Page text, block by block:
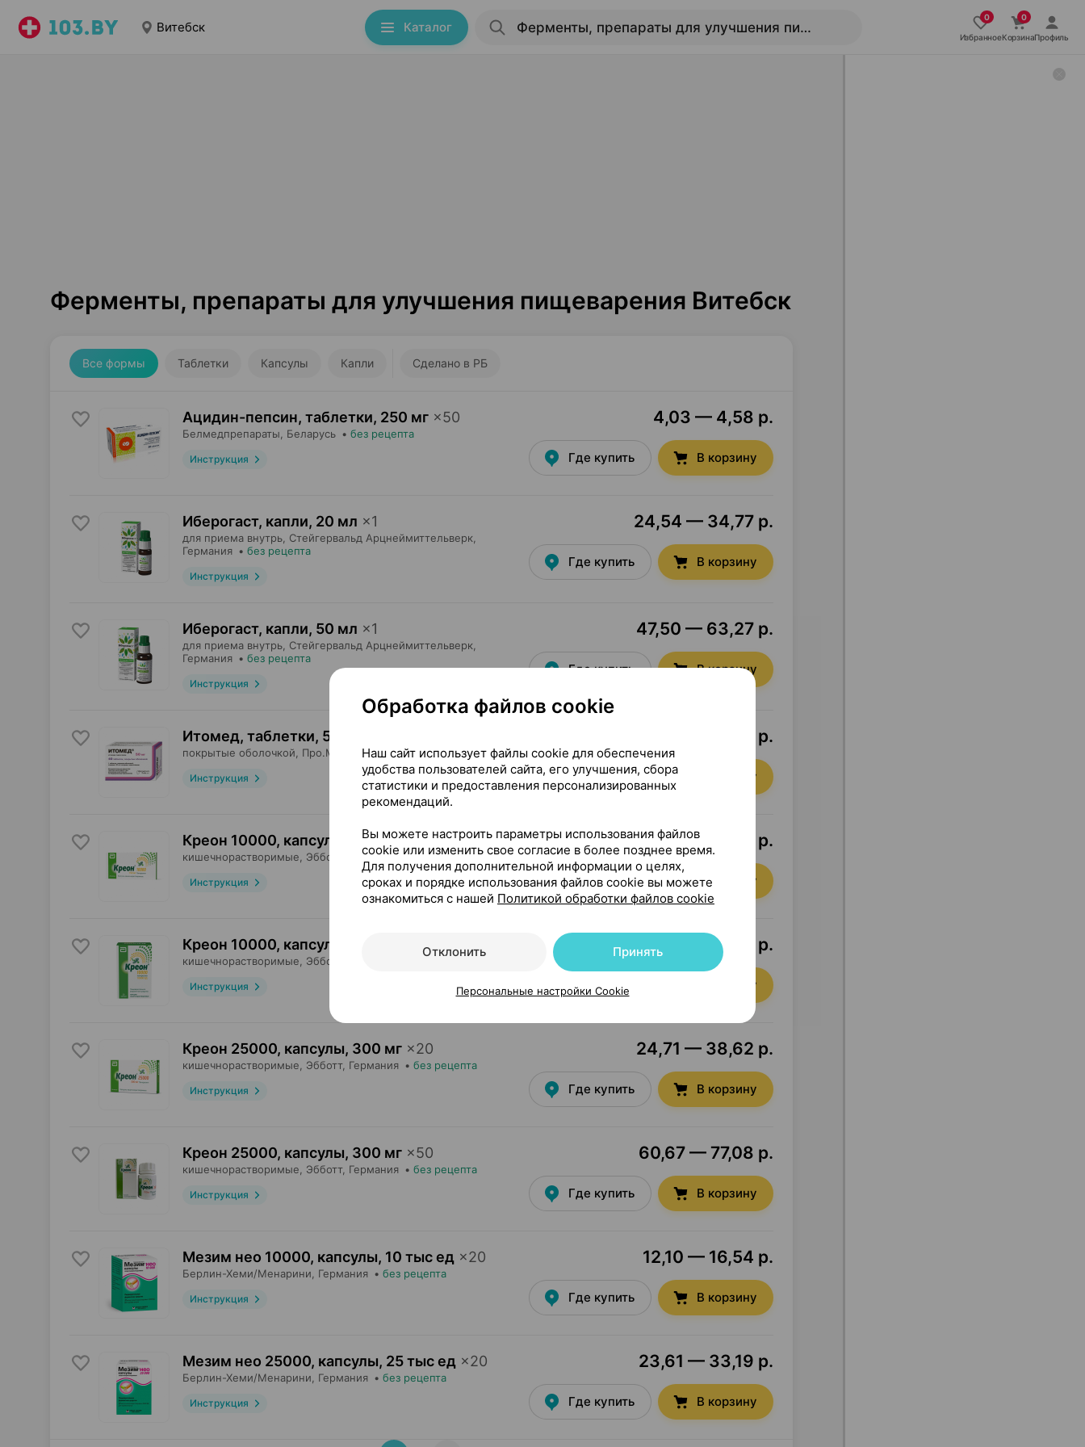
Витебск Каталог
ИзбранноеКорзинаПрофиль
Ферменты, препараты для улучшения пищеварения Витебск
Все формы Таблетки Капсулы Капли Сделано в РБ
Ацидин-пепсин, таблетки, 250 мг ×50
Белмедпрепараты , Беларусь • без рецепта
Инструкция
4,03 — 4,58 р.
Где купить В корзину
Иберогаст, капли, 20 мл ×1
для приема внутрь, Стейгервальд Арцнеймиттельверк
Германия • без рецепта
Инструкция
24,54 — 34,77 р.
Где купить В корзину
Иберогаст, капли, 50 мл ×1
для приема внутрь, Стейгервальд Арцнеймиттельверк
Германия • без рецепта
Инструкция
47,50 — 63,27 р.
Где купить В корзину
Итомед, таблетки, 50 мг
покрытые оболочкой, Про.Мед , Чехия •без рецепта
Инструкция
37,59 — 57,64 р.
Где купить В корзину
Креон 10000, капсулы 150 мг×20
кишечнорастворимые, Эбботт , Германия •без рецепта
Инструкция
14,60 — 20,30 р.
Где купить В корзину
Креон 10000, капсулы 50
кишечнорастворимые, Эбботт без рецепта
Инструкция
33,40 — 42,36 р.
Где купить В корзину
Креон 25000, капсулы, 300 мг ×20
кишечнорастворимые, Эбботт, Германия • без рецепта
Инструкция
24,71 — 38,62 р.
Где купить В корзину
Креон 25000, капсулы, 300 мг ×50
кишечнорастворимые, Эбботт, Германия • без рецепта
Инструкция
60,67 — 77,08 р.
Где купить В корзину
Мезим нео 10000, капсулы, 10 тыс ед ×20
Берлин-Хеми/Менарини , Германия • без рецепта
Инструкция
12,10 — 16,54 р.
Где купить В корзину
Мезим нео 25000, капсулы, 25 тыс ед ×20
Берлин-Хеми/Менарини , Германия • без рецепта
Инструкция
23,61 — 33,19 р.
Где купить В корзину
Обработка файлов cookie
Наш сайт использует файлы cookie для обеспечения
удобства пользователей сайта, его улучшения, сбора
статистики и предоставления персонализированных
рекомендаций.
Вы можете настроить параметры использования файлов
cookie или изменить свое согласие в более позднее время.
Для получения дополнительной информации о целях,
сроках и порядке использования файлов cookie вы можете
ознакомиться с нашей Политикой обработки файлов cookie
Отклонить Принять
Персональные настройки Cookie